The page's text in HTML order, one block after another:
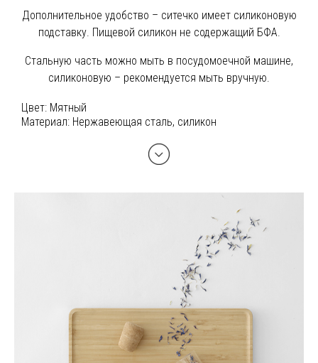
Дополнительное удобство – ситечко имеет силиконовую
подставку. Пищевой силикон не содержащий БФА.
Стальную часть можно мыть в посудомоечной машине,
силиконовую – рекомендуется мыть вручную.
Цвет: Мятный
Материал: Нержавеющая сталь, силикон